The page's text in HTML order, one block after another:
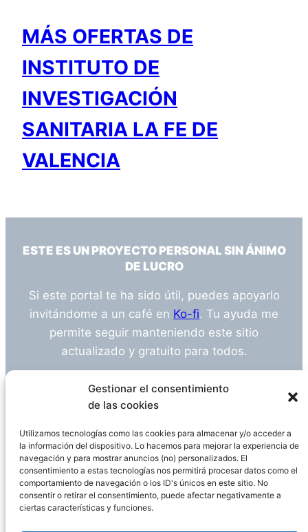
Gestionar el consentimiento
de las cookies
Utilizamos tecnologías como las cookies para almacenar y/o acceder a
la información del dispositivo. Lo hacemos para mejorar la experiencia de
navegación y para mostrar anuncios (no) personalizados. El
consentimiento a estas tecnologías nos permitirá procesar datos como el
comportamiento de navegación o los ID's únicos en este sitio. No
consentir o retirar el consentimiento, puede afectar negativamente a
ciertas características y funciones.
MÁS OFERTAS DE
INSTITUTO DE
INVESTIGACIÓN
SANITARIA LA FE DE
VALENCIA
ESTE ES UN PROYECTO PERSONAL SIN ÁNIMO
DE LUCRO
Si este portal te ha sido útil, puedes apoyarlo
invitándome a un café en Ko-fi. Tu ayuda me
permite seguir manteniendo este sitio
actualizado y gratuito para todos.
¿Tienes alguna duda o sugerencia? Escríbeme
info@empleosanitarioinvestigacion.es
Descargo de Responsabilidad
Declaración de Privacidad Política de cookies